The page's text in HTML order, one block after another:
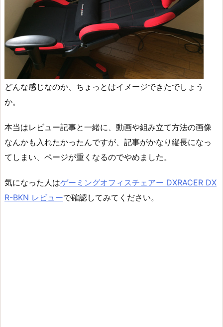
どんな感じなのか、ちょっとはイメージできたでしょう
か。
本当はレビュー記事と一緒に、動画や組み立て方法の画像
なんかも入れたかったんですが、記事がかなり縦長になっ
てしまい、ページが重くなるのでやめました。
気になった人はゲーミングオフィスチェアー DXRACER DX
R-BKN レビューで確認してみてください。